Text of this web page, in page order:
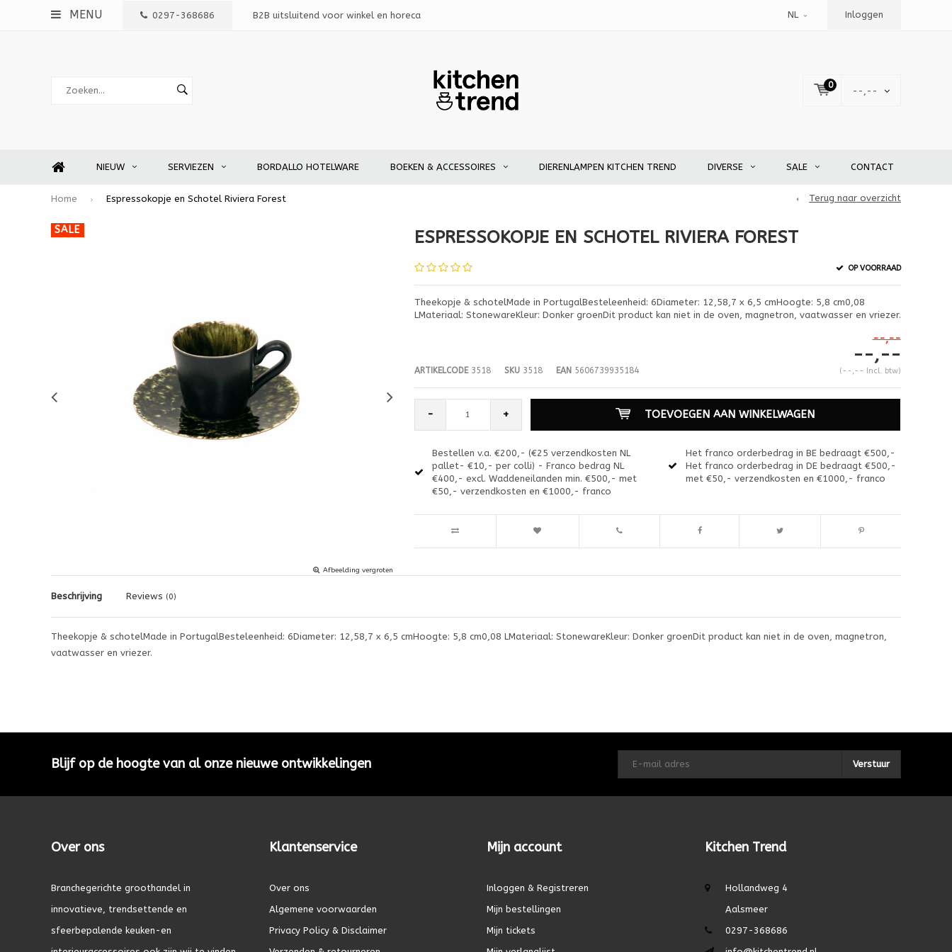
MENU 0297-368686 B2B uitsluitend voor winkel en horeca NL Inloggen
0
--,--
NIEUW SERVIEZEN BORDALLO HOTELWARE BOEKEN & ACCESSOIRES DIERENLAMPEN KITCHEN TREND DIVERSE SALE CONTACT
Home Espressokopje en Schotel Riviera Forest Terug naar overzicht
SALE
Afbeelding vergroten
ESPRESSOKOPJE EN SCHOTEL RIVIERA FOREST
OP VOORRAAD
Theekopje & schotelMade in PortugalBesteleenheid: 6Diameter: 12,58,7 x 6,5 cmHoogte: 5,8 cm0,08
LMateriaal: StonewareKleur: Donker groenDit product kan niet in de oven, magnetron, vaatwasser en vriezer.
ARTIKELCODE3518 SKU3518 EAN5606739935184
--,--
--,--
(--,-- Incl. btw)
- + TOEVOEGEN AAN WINKELWAGEN
Bestellen v.a. €200,- (€25 verzendkosten NL
pallet- €10,- per colli) - Franco bedrag NL
€400,- excl. Waddeneilanden min. €500,- met
€50,- verzendkosten en €1000,- franco
Het franco orderbedrag in BE bedraagt €500,-
Het franco orderbedrag in DE bedraagt €500,-
met €50,- verzendkosten en €1000,- franco
Beschrijving Reviews (0)
Theekopje & schotelMade in PortugalBesteleenheid: 6Diameter: 12,58,7 x 6,5 cmHoogte: 5,8 cm0,08 LMateriaal: StonewareKleur: Donker groenDit product kan niet in de oven, magnetron,
vaatwasser en vriezer.
Blijf op de hoogte van al onze nieuwe ontwikkelingen Verstuur
Over ons
Branchegerichte groothandel in
innovatieve, trendsettende en
sfeerbepalende keuken-en
Klantenservice
Over ons
Algemene voorwaarden
Privacy Policy & Disclaimer
Mijn account
Inloggen & Registreren
Mijn bestellingen
Mijn tickets
Kitchen Trend
Hollandweg 4
Aalsmeer
0297-368686